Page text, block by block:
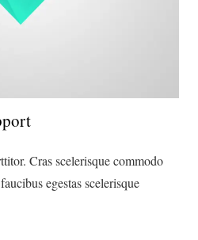
Cras scelerisque commodo
egestas scelerisque